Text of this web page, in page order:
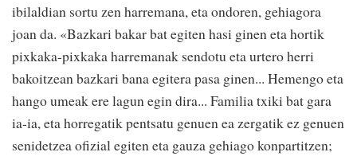
ibilaldian sortu zen harremana, eta ondoren, gehiagora
joan da. «Bazkari bakar bat egiten hasi ginen eta hortik
pixkaka-pixkaka harremanak sendotu eta urtero herri
bakoitzean bazkari bana egitera pasa ginen... Hemengo eta
hango umeak ere lagun egin dira... Familia txiki bat gara
ia-ia, eta horregatik pentsatu genuen ea zergatik ez genuen
senidetzea ofizial egiten eta gauza gehiago konpartitzen;